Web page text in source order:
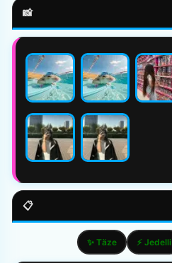
📸
📋
✨ Täze ⚡ Jedelli